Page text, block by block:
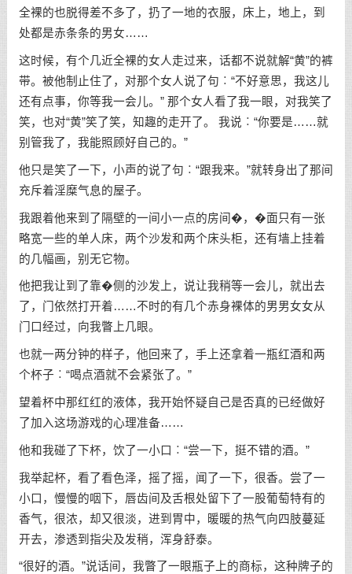
全裸的也脱得差不多了，扔了一地的衣服，床上，地上，到
处都是赤条条的男女……
这时候，有个几近全裸的女人走过来，话都不说就解“黄”的裤
带。被他制止住了，对那个女人说了句︰“不好意思，我这儿
还有点事，你等我一会儿。” 那个女人看了我一眼，对我笑了
笑，也对“黄”笑了笑，知趣的走开了。 我说︰“你要是……就
别管我了，我能照顾好自己的。”
他只是笑了一下，小声的说了句︰“跟我来。”就转身出了那间
充斥着淫糜气息的屋子。
我跟着他来到了隔壁的一间小一点的房间�，�面只有一张
略宽一些的单人床，两个沙发和两个床头柜，还有墙上挂着
的几幅画，别无它物。
他把我让到了靠�侧的沙发上，说让我稍等一会儿，就出去
了，门依然打开着……不时的有几个赤身裸体的男男女女从
门口经过，向我瞥上几眼。
也就一两分钟的样子，他回来了，手上还拿着一瓶红酒和两
个杯子︰“喝点酒就不会紧张了。”
望着杯中那红红的液体，我开始怀疑自己是否真的已经做好
了加入这场游戏的心理准备……
他和我碰了下杯，饮了一小口︰“尝一下，挺不错的酒。”
我举起杯，看了看色泽，摇了摇，闻了一下，很香。尝了一
小口，慢慢的咽下，唇齿间及舌根处留下了一股葡萄特有的
香气，很浓，却又很淡，进到胃中，暖暖的热气向四肢蔓延
开去，渗透到指尖及发稍，浑身舒泰。
“很好的酒。”说话间，我瞥了一眼瓶子上的商标，这种牌子的